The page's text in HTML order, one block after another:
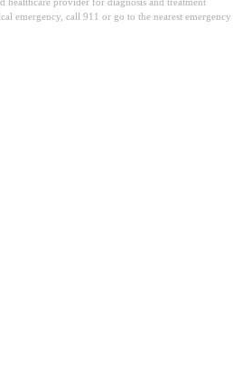
emergency, call 911 or go to the nearest emergency